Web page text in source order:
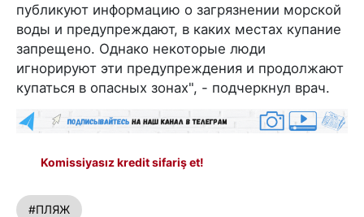
публикуют информацию о загрязнении морской
воды и предупреждают, в каких местах купание
запрещено. Однако некоторые люди
игнорируют эти предупреждения и продолжают
купаться в опасных зонах", - подчеркнул врач.
Komissiyasız kredit sifariş et!
#ПЛЯЖ